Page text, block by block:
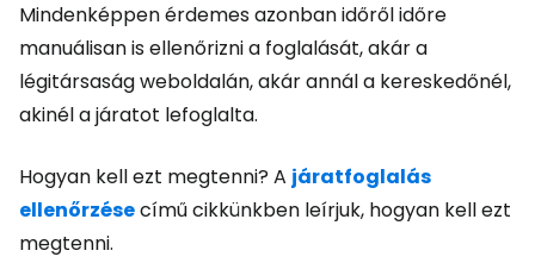
Mindenképpen érdemes azonban időről időre
manuálisan is ellenőrizni a foglalását, akár a
légitársaság weboldalán, akár annál a kereskedőnél,
akinél a járatot lefoglalta.
Hogyan kell ezt megtenni? A járatfoglalás
ellenőrzésecímű cikkünkben leírjuk, hogyan kell ezt
megtenni.